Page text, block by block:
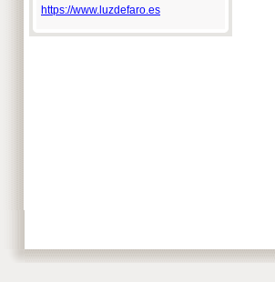
https://www.luzdefaro.es